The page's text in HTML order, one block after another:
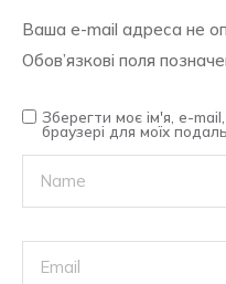
Ваша e-mail адреса не
Обов’язкові поля
Зберегти моє ім'я, e-
браузері для моїх